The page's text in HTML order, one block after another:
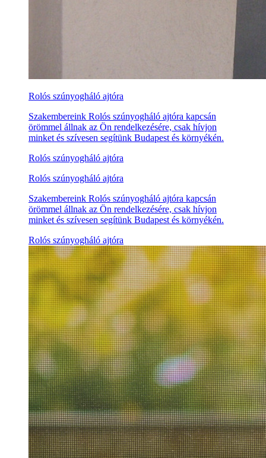
Rolós szúnyogháló ajtóra
Szakembereink Rolós szúnyogháló ajtóra kapcsán
örömmel állnak az Ön rendelkezésére, csak hívjon
minket és szívesen segítünk Budapest és környékén.
Rolós szúnyogháló ajtóra
Rolós szúnyogháló ajtóra
Szakembereink Rolós szúnyogháló ajtóra kapcsán
örömmel állnak az Ön rendelkezésére, csak hívjon
minket és szívesen segítünk Budapest és környékén.
Rolós szúnyogháló ajtóra